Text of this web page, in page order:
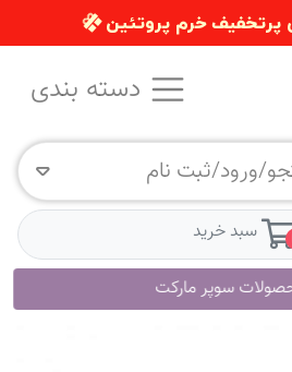
پرتخفیف خرم پروتئین
ورود/ثبت نام
سبد خرید
سوپر مارکت